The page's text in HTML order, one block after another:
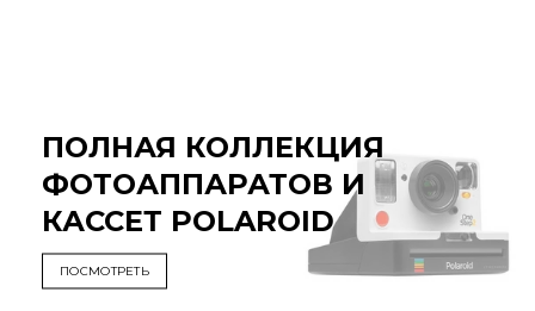
ПОЛНАЯ КОЛЛЕКЦИЯ
ФОТОАППАРАТОВ И
КАССЕТ POLAROID
ПОСМОТРЕТЬ